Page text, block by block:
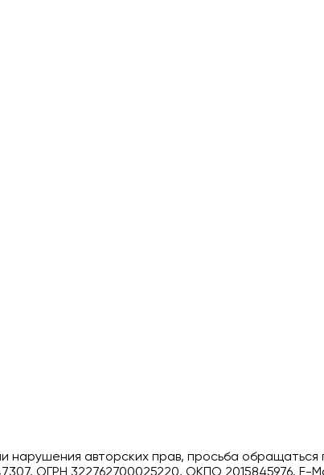
авторских прав, просьба обращаться